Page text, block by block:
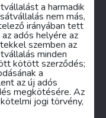
a harmadik
nem más,
irányában tett
adós helyére az
szemben az
minden
kötött szerződés;
a
az új adós
megkötésére. Az
jogi törvény,